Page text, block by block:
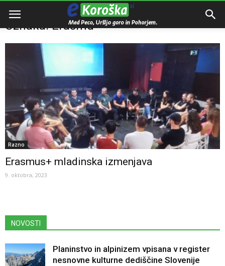
Domov Erasmu
Oznaka: Erasmu
Razno
Erasmus+ mladinska izmenjava
9. oktobra, 2023
NOVOSTI
Planinstvo in alpinizem vpisana v register
nesnovne kulturne dediščine Slovenije